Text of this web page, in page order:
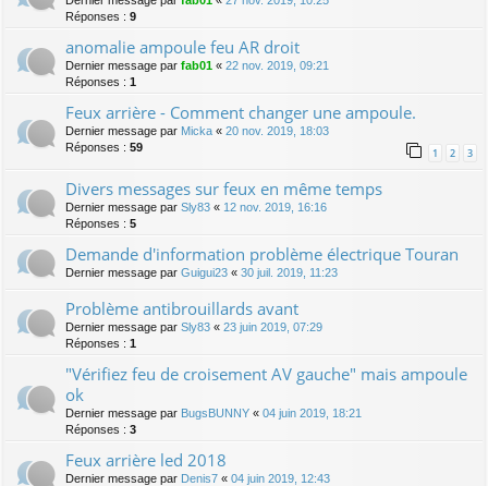
Réponses : 9
anomalie ampoule feu AR droit
Dernier message par fab01 « 22 nov. 2019, 09:21
Réponses : 1
Feux arrière - Comment changer une ampoule.
Dernier message par Micka « 20 nov. 2019, 18:03
Réponses : 59 1 2 3
Divers messages sur feux en même temps
Dernier message par Sly83 « 12 nov. 2019, 16:16
Réponses : 5
Demande d'information problème électrique Touran
Dernier message par Guigui23 « 30 juil. 2019, 11:23
Problème antibrouillards avant
Dernier message par Sly83 « 23 juin 2019, 07:29
Réponses : 1
"Vérifiez feu de croisement AV gauche" mais ampoule
ok
Dernier message par BugsBUNNY « 04 juin 2019, 18:21
Réponses : 3
Feux arrière led 2018
Dernier message par Denis7 « 04 juin 2019, 12:43